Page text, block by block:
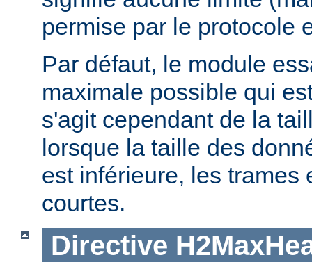
permise par le protocole
Par défaut, le module
maximale possible qui
s'agit cependant de la
lorsque la taille des
est inférieure, les trames
courtes.
Directive